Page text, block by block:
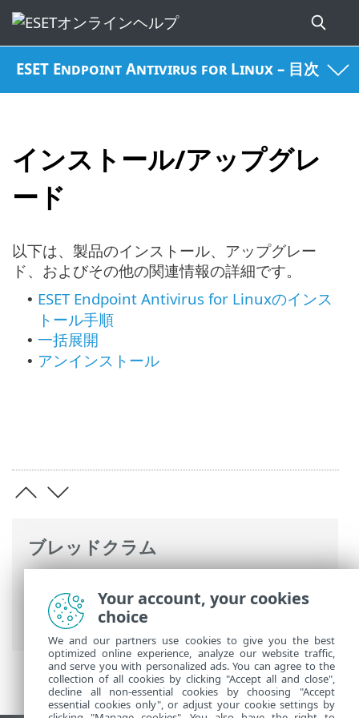
ESET Endpoint Antivirus for Linux – 目次
インストール/アップグレ
ード
ブレッドクラム
Antivirus for Linux>インストール/アップ
グレード
以下は、製品のインストール、アップグレー
ド、およびその他の関連情報の詳細です。
• ESET Endpoint Antivirus for Linuxのインス
トール手順
• 一括展開
• アンインストール
Your account, your cookies
choice
We and our partners use cookies to give you the best
optimized online experience, analyze our website traffic,
and serve you with personalized ads. You can agree to the
collection of all cookies by clicking "Accept all and close",
decline all non-essential cookies by choosing "Accept
essential cookies only", or adjust your cookie settings by